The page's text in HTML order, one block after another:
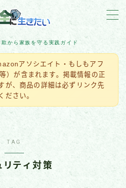
から家族を守る実践ガイド
ス
アソシエイト・もしもアフ
）が含まれます。掲載情報の正
が、商品の詳細は必ずリンク先
ださい。
TAG
リティ対策